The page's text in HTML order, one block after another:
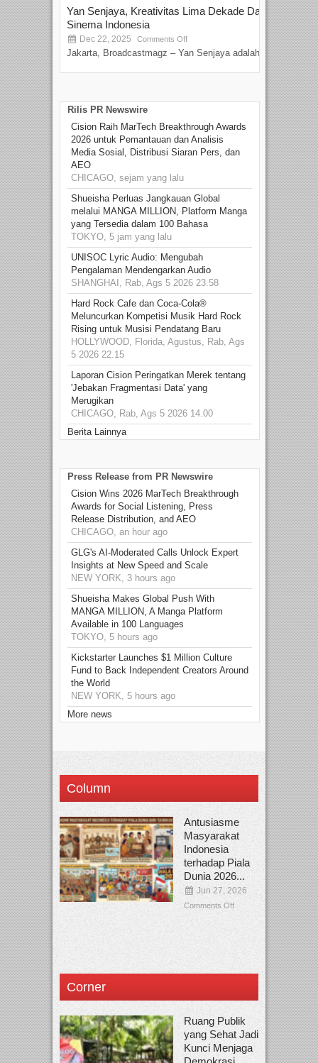
Yan Senjaya, Kreativitas Lima Dekade Dalam
Sinema Indonesia
Dec 22, 2025 Comments Off
Jakarta, Broadcastmagz – Yan Senjaya adalah...
Rilis PR Newswire
Cision Raih MarTech Breakthrough Awards
2026 untuk Pemantauan dan Analisis
Media Sosial, Distribusi Siaran Pers, dan
AEO
CHICAGO, sejam yang lalu
Shueisha Perluas Jangkauan Global
melalui MANGA MILLION, Platform Manga
yang Tersedia dalam 100 Bahasa
TOKYO, 5 jam yang lalu
UNISOC Lyric Audio: Mengubah
Pengalaman Mendengarkan Audio
SHANGHAI, Rab, Ags 5 2026 23.58
Hard Rock Cafe dan Coca-Cola®
Meluncurkan Kompetisi Musik Hard Rock
Rising untuk Musisi Pendatang Baru
HOLLYWOOD, Florida, Agustus, Rab, Ags
5 2026 22.15
Laporan Cision Peringatkan Merek tentang
'Jebakan Fragmentasi Data' yang
Merugikan
CHICAGO, Rab, Ags 5 2026 14.00
Berita Lainnya
Press Release from PR Newswire
Cision Wins 2026 MarTech Breakthrough
Awards for Social Listening, Press
Release Distribution, and AEO
CHICAGO, an hour ago
GLG's AI-Moderated Calls Unlock Expert
Insights at New Speed and Scale
NEW YORK, 3 hours ago
Shueisha Makes Global Push With
MANGA MILLION, A Manga Platform
Available in 100 Languages
TOKYO, 5 hours ago
Kickstarter Launches $1 Million Culture
Fund to Back Independent Creators Around
the World
NEW YORK, 5 hours ago
More news
Column
Antusiasme
Masyarakat
Indonesia
terhadap Piala
Dunia 2026...
Jun 27, 2026
Comments Off
Corner
Ruang Publik
yang Sehat Jadi
Kunci Menjaga